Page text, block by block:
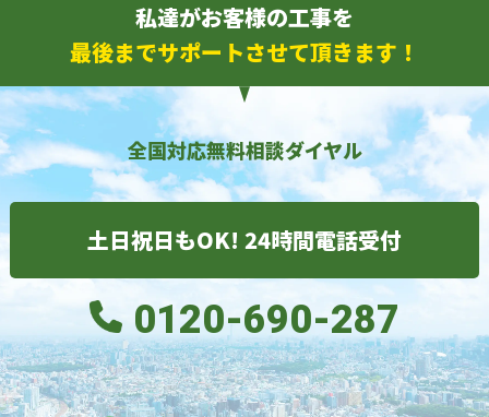
私達がお客様の工事を
最後までサポートさせて頂きます！
全国対応無料相談ダイヤル
土日祝日もOK! 24時間電話受付
0120-690-287